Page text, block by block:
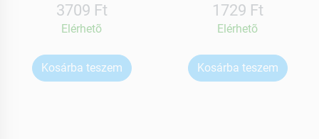
3709 Ft
Elérhetõ
Kosárba teszem
1729 Ft
Elérhetõ
Kosárba teszem